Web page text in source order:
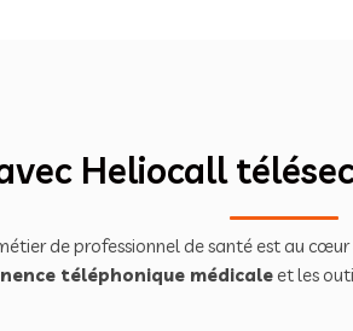
Heliocall
de professionnel de santé est au
téléphonique médicale et les